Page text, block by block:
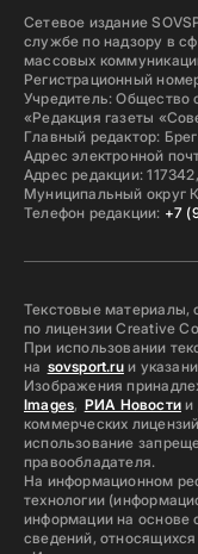
Сетевое издание
службе по надзору в
массовых
Регистрационный
Учредитель: Общество
«Редакция газеты
Главный редактор:
Адрес электронной
Адрес редакции:
Муниципальный округ
Телефон редакции: +7
Текстовые материалы,
по лицензии Creative
При использовании
на sovsport.ruи
Изображения
Images, РИА Новостии
коммерческих
использование
правообладателя.
На информационном
технологии
информации на основе
сведений,